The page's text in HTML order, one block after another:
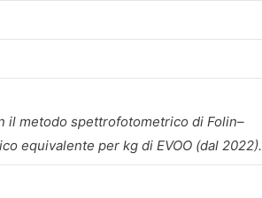
il metodo spettrofotometrico di Folin–
equivalente per kg di EVOO (dal 2022).